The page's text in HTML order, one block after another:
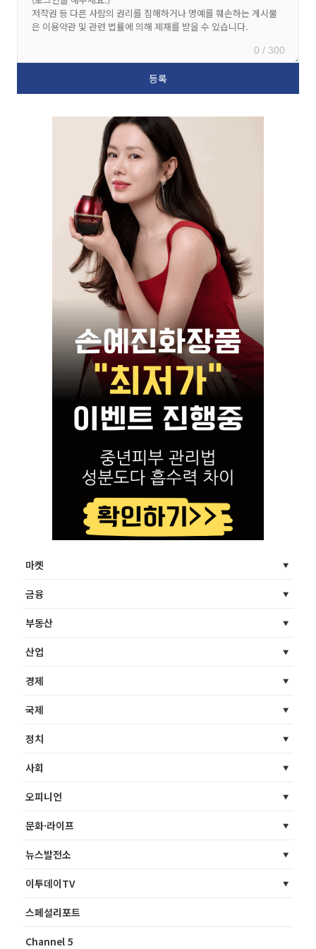
0 / 300
마켓
금융
부동산
산업
경제
국제
정치
사회
오피니언
문화·라이프
뉴스발전소
이투데이TV
스페셜리포트
Channel 5